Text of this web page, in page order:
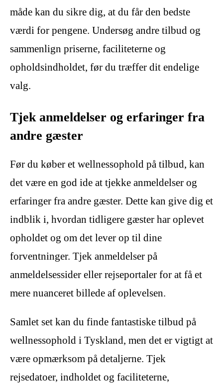
måde kan du sikre dig, at du får den bedste
værdi for pengene. Undersøg andre tilbud og
sammenlign priserne, faciliteterne og
opholdsindholdet, før du træffer dit endelige
valg.
Tjek anmeldelser og erfaringer fra
andre gæster
Før du køber et wellnessophold på tilbud, kan
det være en god ide at tjekke anmeldelser og
erfaringer fra andre gæster. Dette kan give dig et
indblik i, hvordan tidligere gæster har oplevet
opholdet og om det lever op til dine
forventninger. Tjek anmeldelser på
anmeldelsessider eller rejseportaler for at få et
mere nuanceret billede af oplevelsen.
Samlet set kan du finde fantastiske tilbud på
wellnessophold i Tyskland, men det er vigtigt at
være opmærksom på detaljerne. Tjek
rejsedatoer, indholdet og faciliteterne,